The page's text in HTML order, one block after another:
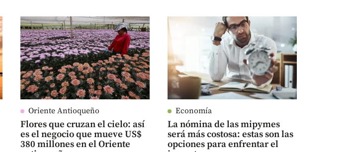
Oriente Antioqueño
Flores que cruzan el cielo: así
es el negocio que mueve US$
380 millones en el Oriente
Economía
La nómina de las mipymes
será más costosa: estas son las
opciones para enfrentar el